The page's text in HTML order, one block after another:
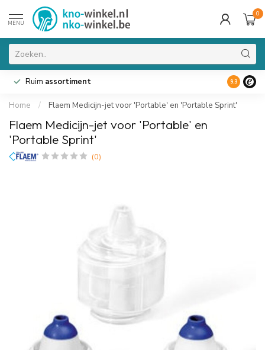
MENU
0
Ruim assortiment 9.3
Home / Flaem Medicijn-jet voor 'Portable' en 'Portable Sprint'
Flaem Medicijn-jet voor 'Portable' en
'Portable Sprint'
(0)